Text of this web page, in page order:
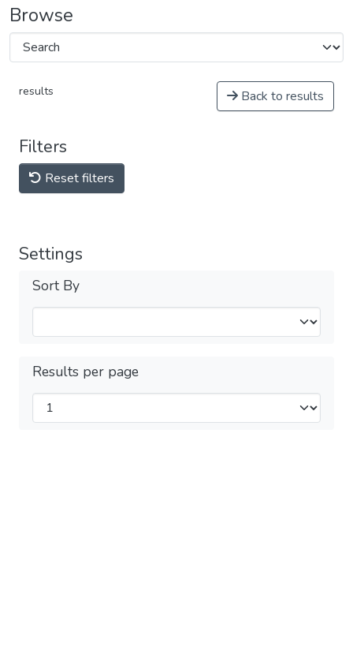
Browse
results Back to results
Filters
Reset filters
Settings
Sort By
Results per page